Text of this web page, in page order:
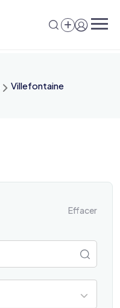
Villefontaine
Effacer